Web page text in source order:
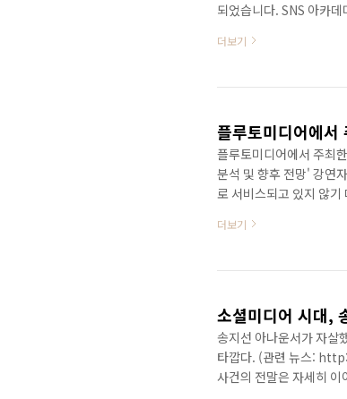
되었습니다. SNS 아카데
데미의 기본과정인 와 실
한 내용인데요, 역시 소
더보기
플루토미디어에서 주최
분석 및 향후 전망' 강연
로 서비스되고 있지 않
사: http://
렁했던... ㅠㅠ) 강의는
더보기
소셜미디어 시대,
송지선 아나운서가 자살
타깝다. (관련 뉴스:
사건의 전말은 자세히